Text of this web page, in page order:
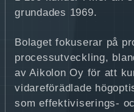
grundades 1969.
Bolaget fokuserar på
processutveckling,
av Aikolon Oy för att
vidareförädlade
som effektiviserings-